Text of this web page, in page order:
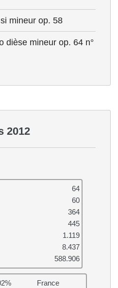
mineur op. 58
dièse mineur op. 64 n°
2012
64
60
364
445
1.119
8.437
588.906
France